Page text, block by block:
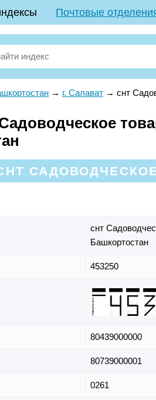
Почтовые
→ г. Салават → снт
САДОВОДЧЕСКОЕ
снт
Башкортостан
453250
80439000000
80739000001
0261